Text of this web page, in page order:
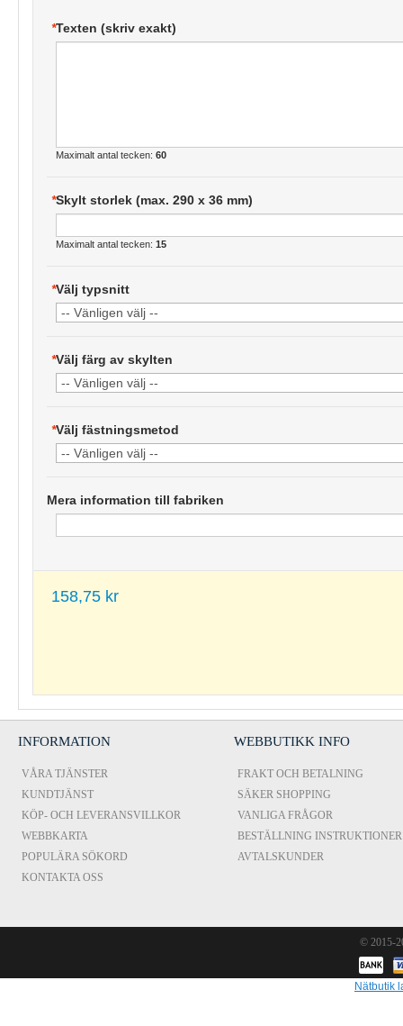
*Texten (skriv exakt)
Maximalt antal tecken: 60
*Skylt storlek (max. 290 x 36 mm)
Maximalt antal tecken: 15
*Välj typsnitt
*Välj färg av skylten
*Välj fästningsmetod
Mera information till fabriken
158,75 kr
INFORMATION
VÅRA TJÄNSTER
KUNDTJÄNST
KÖP- OCH LEVERANSVILLKOR
WEBBKARTA
POPULÄRA SÖKORD
KONTAKTA OSS
WEBBUTIKK INFO
FRAKT OCH BETALNING
SÄKER SHOPPING
VANLIGA FRÅGOR
BESTÄLLNING INSTRUKTIONER
AVTALSKUNDER
© 2015-
Nätbutik